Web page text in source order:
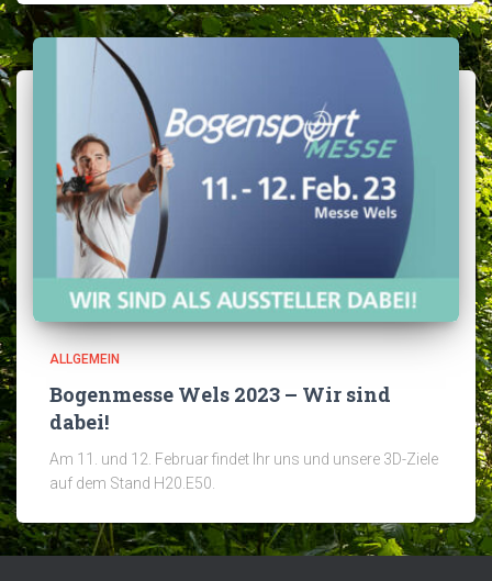
ALLGEMEIN
Bogenmesse Wels 2023 – Wir sind
dabei!
Am 11. und 12. Februar findet Ihr uns und unsere 3D-Ziele
auf dem Stand H20.E50.